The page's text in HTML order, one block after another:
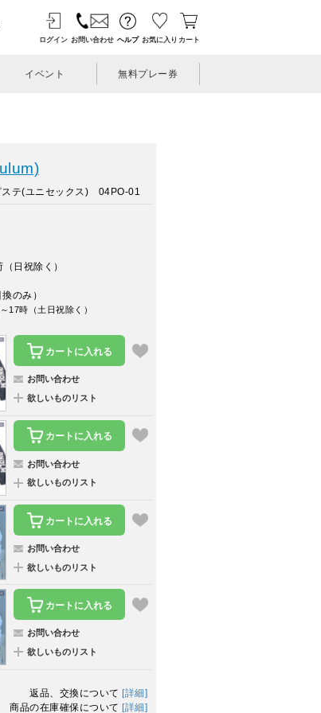
ログイン お問い合わせ ヘルプ お気に入り カート
イベント 無料プレー券
テ(ユニセックス) 04PO-01
日祝除く）
のみ）
17時（土日祝除く）
カートに入れる
お問い合わせ
欲しいものリスト
カートに入れる
お問い合わせ
欲しいものリスト
カートに入れる
お問い合わせ
欲しいものリスト
カートに入れる
お問い合わせ
欲しいものリスト
返品、交換について [詳細]
商品の在庫確保について [詳細]